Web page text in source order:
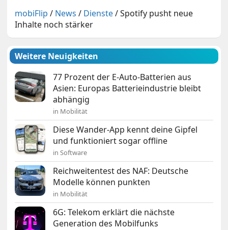
mobiFlip / News / Dienste/Spotify pusht neue
Inhalte noch stärker
Weitere Neuigkeiten
77 Prozent der E-Auto-Batterien aus
Asien: Europas Batterieindustrie bleibt
abhängig
in Mobilität
Diese Wander-App kennt deine Gipfel
und funktioniert sogar offline
in Software
Reichweitentest des NAF: Deutsche
Modelle können punkten
in Mobilität
6G: Telekom erklärt die nächste
Generation des Mobilfunks